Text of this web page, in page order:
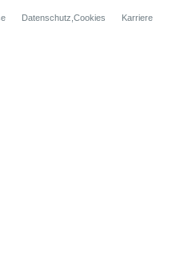
Datenschutz,Cookies
Karriere